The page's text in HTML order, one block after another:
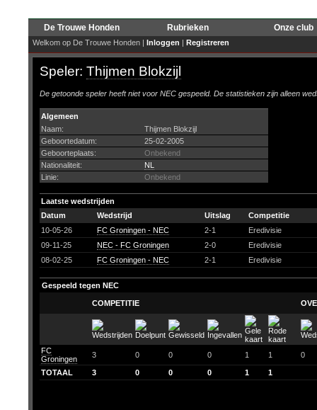
De Trouwe Honden Rubrieken Onze club
Welkom op De Trouwe Honden | Inloggen | Registreren
Speler: Thijmen Blokzijl
De getoonde speler heeft niet voor NEC gespeeld. De statistieken zijn alleen
Algemeen
Naam:
Thijmen Blokzijl
Geboortedatum:
25-02-2005
Geboorteplaats:
Onbekend
Nationaliteit:
NL
Linie:
Onbekend
Laatste wedstrijden
Datum
Wedstrijd Uitslag
Competitie
10-05-26
FC Groningen - NEC 2-1
Eredivisie
09-11-25
NEC - FC Groningen 2-0
Eredivisie
08-02-25
FC Groningen - NEC 2-1 Eredivisie
Gespeeld tegen NEC
COMPETITIE
FC
Groningen
3 0 0 0 1 1 0
TOTAAL 3 0 0 0 1 1